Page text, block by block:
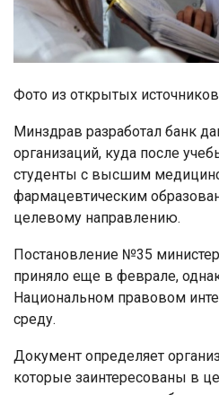
Фото из открытых
Минздрав разработал банк
организаций, куда после
студенты с высшим
фармацевтическим
целевому направлению.
Постановление №35
приняло еще в феврале,
Национальном правовом
среду.
Документ определяет
которые заинтересованы в